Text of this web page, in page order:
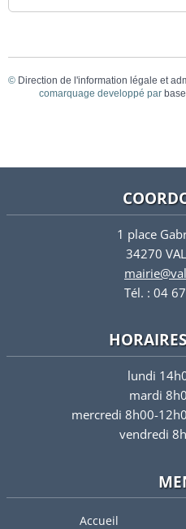
© Direction de l'information légale et
comarquage developpé par
1 place
34270
Tél. : 04
lundi
mardi
mercredi 8h00-
vendredi
Accueil